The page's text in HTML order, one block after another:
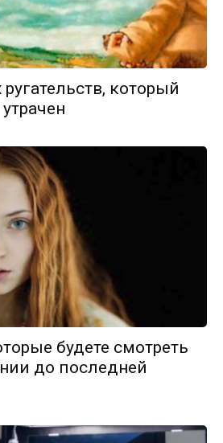
который
будете смотреть
до последней